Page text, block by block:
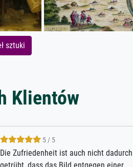
sztuki
Klientów
4.8 / 5
Hervorragende Qualität. Man kann sich